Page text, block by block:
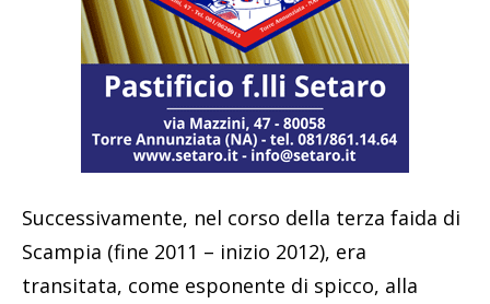
Successivamente, nel corso della terza faida di
Scampia (fine 2011 – inizio 2012), era
transitata, come esponente di spicco, alla